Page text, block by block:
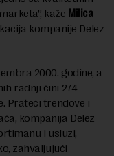
kaže Milica
kompanije Delez
2000. godine, a
radnji čini 274
Prateći trendove i
kompanija Delez
i usluzi,
zahvaljujući